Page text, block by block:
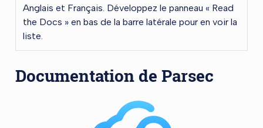
Anglais et Français. Développez le panneau « Read
the Docs » en bas de la barre latérale pour en voir la
liste.
Documentation de Parsec